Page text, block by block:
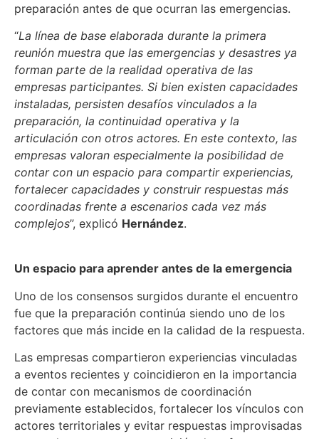
preparación antes de que ocurran las emergencias.
“La línea de base elaborada durante la primera
reunión muestra que las emergencias y desastres ya
forman parte de la realidad operativa de las
empresas participantes. Si bien existen capacidades
instaladas, persisten desafíos vinculados a la
preparación, la continuidad operativa y la
articulación con otros actores. En este contexto, las
empresas valoran especialmente la posibilidad de
contar con un espacio para compartir experiencias,
fortalecer capacidades y construir respuestas más
coordinadas frente a escenarios cada vez más
complejos”, explicó Hernández.
Un espacio para aprender antes de la emergencia
Uno de los consensos surgidos durante el encuentro
fue que la preparación continúa siendo uno de los
factores que más incide en la calidad de la respuesta.
Las empresas compartieron experiencias vinculadas
a eventos recientes y coincidieron en la importancia
de contar con mecanismos de coordinación
previamente establecidos, fortalecer los vínculos con
actores territoriales y evitar respuestas improvisadas